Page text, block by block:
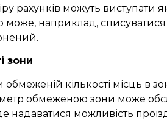
рахунків можуть виступати
наприклад, списуватися
зони
кількості місць в
обмеженою зони може
надаватися можливість